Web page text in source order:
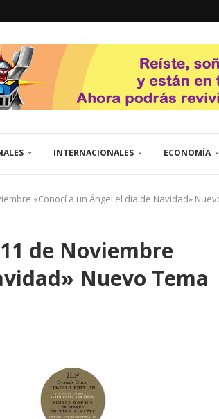
INTERNACIONALES ECONOMÍA
«Conocí a un Ángel el dia de Navidad»
de Noviembre
Nuevo Tema